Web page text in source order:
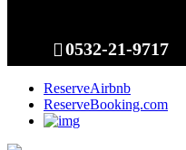
0532-21-9717
CONTACT
ReserveAirbnb
ReserveBooking.com